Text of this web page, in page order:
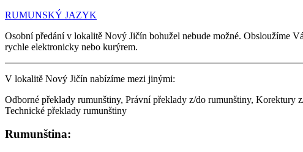
RUMUNSKÝ JAZYK
Osobní předání v lokalitě Nový Jičín bohužel nebude možné. Obsloužíme
rychle elektronicky nebo kurýrem.
V lokalitě Nový Jičín nabízíme mezi jinými:
Odborné překlady rumunštiny, Právní překlady z/do rumunštiny, Korektury
Technické překlady rumunštiny
Rumunština: